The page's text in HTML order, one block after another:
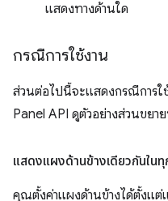
แสดงทางด้านใด
กรณีการใช้งาน
ส่วนต่อไปนี้จะแสดงกรณีการใ
Panel API ดูตัวอย่างส่วนขยา
แสดงแผงด้านข้างเดียวกันในทุ
คุณตั้งค่าแผงด้านข้างได้ตั้งแต่